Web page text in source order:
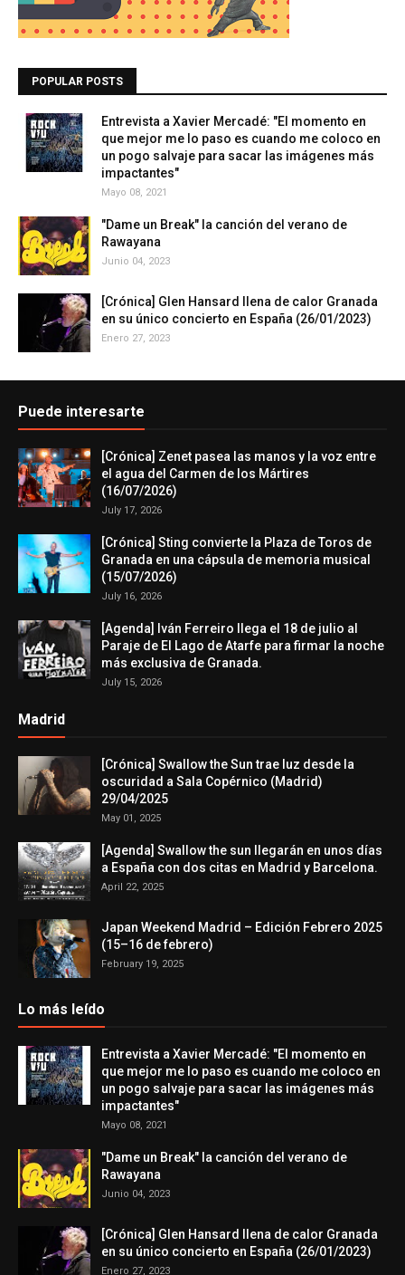
POPULAR POSTS
Entrevista a Xavier Mercadé: "El momento en
que mejor me lo paso es cuando me coloco en
un pogo salvaje para sacar las imágenes más
impactantes"
Mayo 08, 2021
"Dame un Break" la canción del verano de
Rawayana
Junio 04, 2023
[Crónica] Glen Hansard llena de calor Granada
en su único concierto en España (26/01/2023)
Enero 27, 2023
Puede interesarte
[Crónica] Zenet pasea las manos y la voz entre
el agua del Carmen de los Mártires
(16/07/2026)
July 17, 2026
[Crónica] Sting convierte la Plaza de Toros de
Granada en una cápsula de memoria musical
(15/07/2026)
July 16, 2026
[Agenda] Iván Ferreiro llega el 18 de julio al
Paraje de El Lago de Atarfe para firmar la noche
más exclusiva de Granada.
July 15, 2026
Madrid
[Crónica] Swallow the Sun trae luz desde la
oscuridad a Sala Copérnico (Madrid)
29/04/2025
May 01, 2025
[Agenda] Swallow the sun llegarán en unos días
a España con dos citas en Madrid y Barcelona.
April 22, 2025
Japan Weekend Madrid – Edición Febrero 2025
(15–16 de febrero)
February 19, 2025
Lo más leído
Entrevista a Xavier Mercadé: "El momento en
que mejor me lo paso es cuando me coloco en
un pogo salvaje para sacar las imágenes más
impactantes"
Mayo 08, 2021
"Dame un Break" la canción del verano de
Rawayana
Junio 04, 2023
[Crónica] Glen Hansard llena de calor Granada
en su único concierto en España (26/01/2023)
Enero 27, 2023